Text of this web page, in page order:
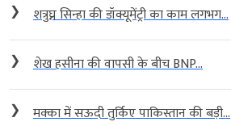
❯ शत्रुघ्न सिन्हा की डॉक्यूमेंट्री का काम लगभग...
❯ शेख हसीना की वापसी के बीच BNP...
❯ मक्का में सऊदी तुर्किए पाकिस्तान की बड़ी...